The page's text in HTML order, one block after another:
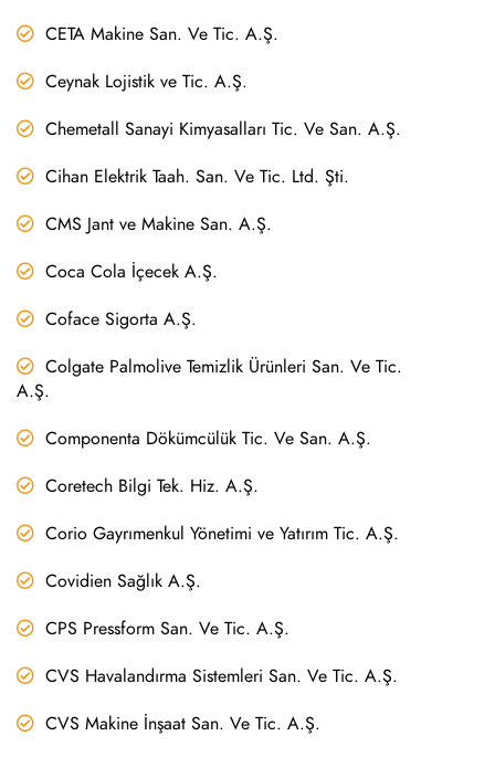
CETA Makine San. Ve Tic. A.Ş.
Ceynak Lojistik ve Tic. A.Ş.
Chemetall Sanayi Kimyasalları Tic. Ve San. A.Ş.
Cihan Elektrik Taah. San. Ve Tic. Ltd. Şti.
CMS Jant ve Makine San. A.Ş.
Coca Cola İçecek A.Ş.
Coface Sigorta A.Ş.
Colgate Palmolive Temizlik Ürünleri San. Ve Tic.
A.Ş.
Componenta Dökümcülük Tic. Ve San. A.Ş.
Coretech Bilgi Tek. Hiz. A.Ş.
Corio Gayrımenkul Yönetimi ve Yatırım Tic. A.Ş.
Covidien Sağlık A.Ş.
CPS Pressform San. Ve Tic. A.Ş.
CVS Havalandırma Sistemleri San. Ve Tic. A.Ş.
CVS Makine İnşaat San. Ve Tic. A.Ş.